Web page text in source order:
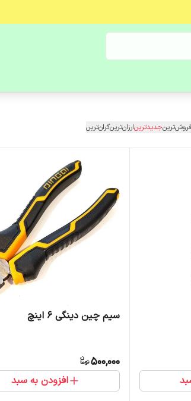
جدیدترینارزان‌ترینگران‌ترین
سیم چین دینگی 6 اینچ
500,000
افزودن به سبد